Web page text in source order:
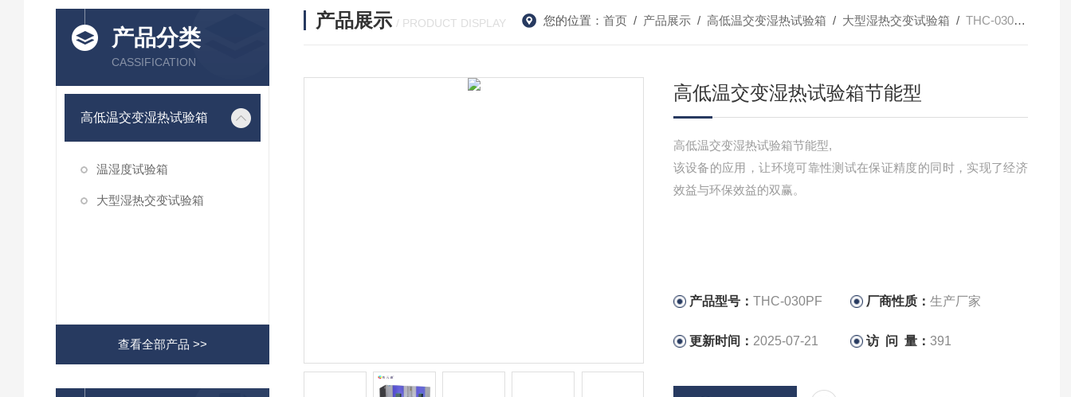
产品分类
CASSIFICATION
高低温交变湿热试验箱
温湿度试验箱
大型湿热交变试验箱
查看全部产品 >>
产品展示 / PRODUCT DISPLAY 您的位置： 首页/ 产品展示/ 高低温交变湿热试验箱 / 大型湿热交变试验箱 / THC-030PF高低温交变湿热试验箱节能型
高低温交变湿热试验箱节能型
高低温交变湿热试验箱节能型,
该设备的应用，让环境可靠性测试在保证精度的同时，实现了经济
效益与环保效益的双赢。
产品型号： THC-030PF 厂商性质：生产厂家
更新时间： 2025-07-21 访 问 量：391